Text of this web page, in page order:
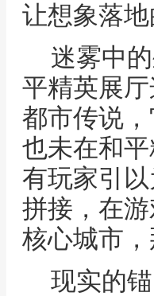
让想象落地
迷雾中
平精英展
都市传说
也未在和
有玩家引
拼接，在
核心城市
现实的